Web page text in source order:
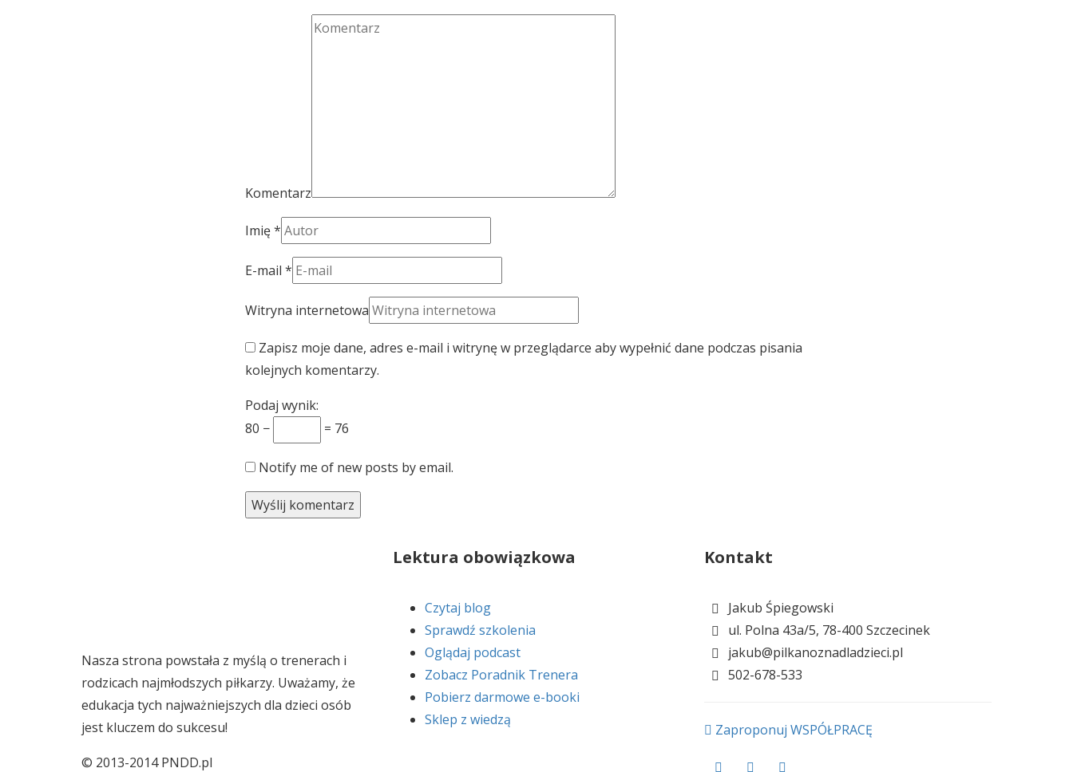
Komentarz
Imię*
E-mail *
Witryna internetowa
Zapisz moje dane, adres e-mail i witrynę w przeglądarce aby wypełnić dane podczas pisania
kolejnych komentarzy.
Podaj wynik:
80 −
= 76
Notify me of new posts by email.
Nasza strona powstała z myślą o trenerach i
rodzicach najmłodszych piłkarzy. Uważamy, że
edukacja tych najważniejszych dla dzieci osób
jest kluczem do sukcesu!
© 2013-2014 PNDD.pl
Lektura obowiązkowa
Czytaj blog
Sprawdź szkolenia
Oglądaj podcast
Zobacz Poradnik Trenera
Pobierz darmowe e-booki
Sklep z wiedzą
Kontakt
Jakub Śpiegowski
ul. Polna 43a/5, 78-400 Szczecinek
jakub@pilkanoznadladzieci.pl
502-678-533
Zaproponuj WSPÓŁPRACĘ